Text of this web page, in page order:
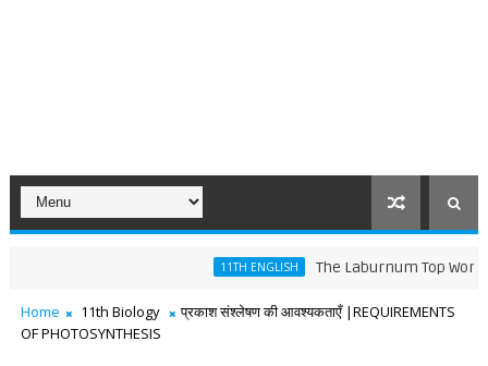
11TH ENGLISH The Laburnum Top Words
Home 11th Biology
प्रकाश संश्लेषण की आवश्यकताएँ |REQUIREMENTS
OF PHOTOSYNTHESIS